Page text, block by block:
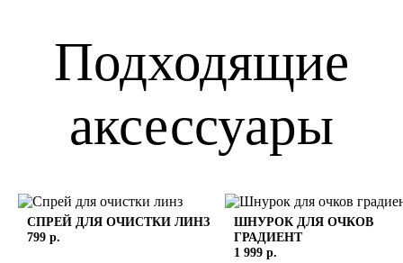
Подходящие
аксессуары
СПРЕЙ ДЛЯ ОЧИСТКИ ЛИНЗ
799 р.
ШНУРОК ДЛЯ ОЧКОВ
ГРАДИЕНТ
1 999 р.